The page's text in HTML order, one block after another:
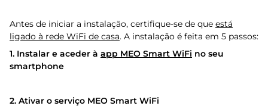
Antes de iniciar a instalação, certifique-se de que está
ligado à rede WiFi de casa. A instalação é feita em 5 passos:
1​​. ​​In​​st​alar e aceder à app MEO Smart WiFi no seu
smartphone
2​​. Ativar o serviço MEO Smart WiFi